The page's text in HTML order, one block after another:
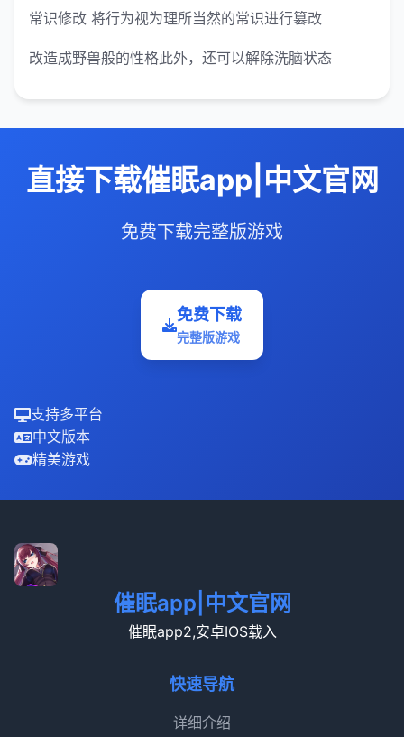
常识修改 将行为视为理所当然的常识进行篡改
改造成野兽般的性格此外，还可以解除洗脑状态
直接下载催眠app|中文官网
免费下载完整版游戏
免费下载
完整版游戏
支持多平台
中文版本
精美游戏
催眠app|中文官网
催眠app2,安卓IOS载入
快速导航
详细介绍